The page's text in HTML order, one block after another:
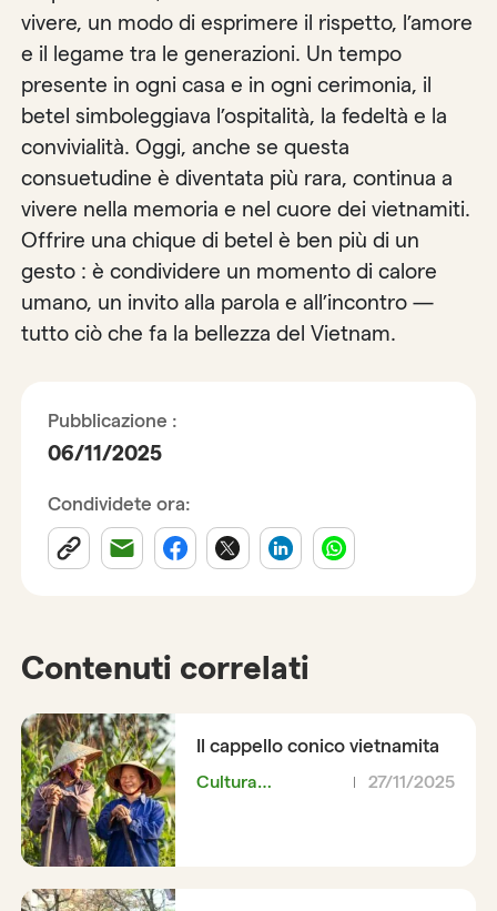
vivere, un modo di esprimere il rispetto, l’amore
e il legame tra le generazioni. Un tempo
presente in ogni casa e in ogni cerimonia, il
betel simboleggiava l’ospitalità, la fedeltà e la
convivialità. Oggi, anche se questa
consuetudine è diventata più rara, continua a
vivere nella memoria e nel cuore dei vietnamiti.
Offrire una chique di betel è ben più di un
gesto : è condividere un momento di calore
umano, un invito alla parola e all’incontro —
tutto ciò che fa la bellezza del Vietnam.
Pubblicazione :
06/11/2025
Condividete ora:
Contenuti correlati
Il cappello conico vietnamita
Cultura
27/11/2025